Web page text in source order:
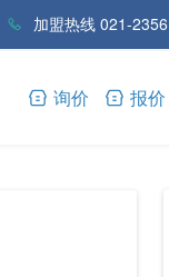
加盟热线 021-
询价 报价